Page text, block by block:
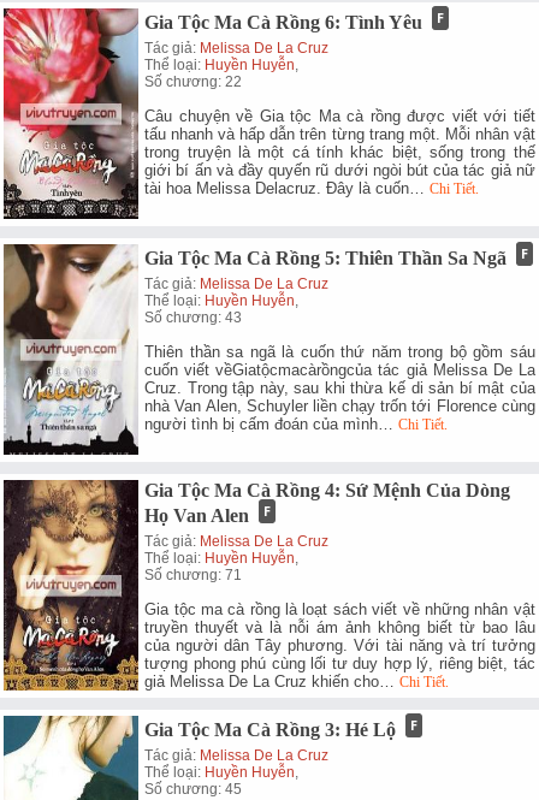
Gia Tộc Ma Cà Rồng 6: Tình Yêu
Tác giả: Melissa De La Cruz
Thể loại: Huyền Huyễn,
Số chương: 22
Câu chuyện về Gia tộc Ma cà rồng được viết với tiết
tấu nhanh và hấp dẫn trên từng trang một. Mỗi nhân vật
trong truyện là một cá tính khác biệt, sống trong thế
giới bí ấn và đầy quyến rũ dưới ngòi bút của tác giả nữ
tài hoa Melissa Delacruz. Đây là cuốn…Chi Tiết.
Gia Tộc Ma Cà Rồng 5: Thiên Thần Sa Ngã
Tác giả: Melissa De La Cruz
Thể loại: Huyền Huyễn,
Số chương: 43
Thiên thần sa ngã là cuốn thứ năm trong bộ gồm sáu
cuốn viết vềGiatộcmacàrồngcủa tác giả Melissa De La
Cruz. Trong tập này, sau khi thừa kế di sản bí mật của
nhà Van Alen, Schuyler liền chạy trốn tới Florence cùng
người tình bị cấm đoán của mình…Chi Tiết.
Gia Tộc Ma Cà Rồng 4: Sứ Mệnh Của Dòng
Họ Van Alen
Tác giả: Melissa De La Cruz
Thể loại: Huyền Huyễn,
Số chương: 71
Gia tộc ma cà rồng là loạt sách viết về những nhân vật
truyền thuyết và là nỗi ám ảnh không biết từ bao lâu
của người dân Tây phương. Với tài năng và trí tưởng
tượng phong phú cùng lối tư duy hợp lý, riêng biệt, tác
giả Melissa De La Cruz khiến cho…Chi Tiết.
Gia Tộc Ma Cà Rồng 3: Hé Lộ
Tác giả: Melissa De La Cruz
Thể loại: Huyền Huyễn,
Số chương: 45